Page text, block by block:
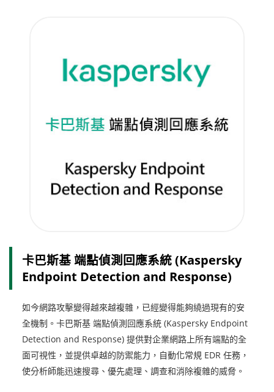
卡巴斯基 端點偵測回應系統 (Kaspersky
Endpoint Detection and Response)
如今網路攻擊變得越來越複雜，已經變得能夠繞過現有的安
全機制。卡巴斯基 端點偵測回應系統 (Kaspersky Endpoint
Detection and Response) 提供對企業網路上所有端點的全
面可視性，並提供卓越的防禦能力，自動化常規 EDR 任務，
使分析師能迅速搜尋、優先處理、調查和消除複雜的威脅。